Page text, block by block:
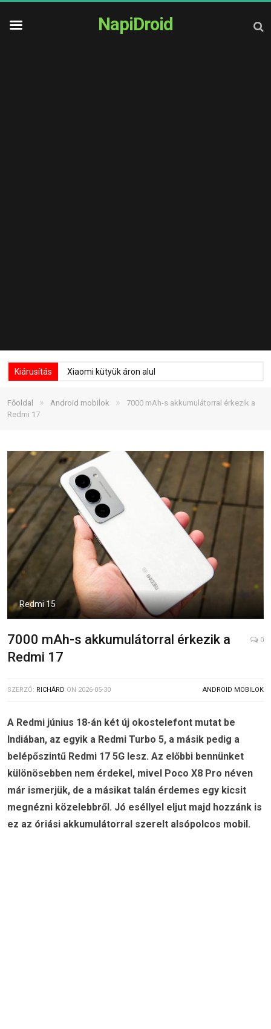
NapiDroid
Kiárusítás Xiaomi kütyük áron alul
Főoldal » Android mobilok »
7000 mAh-s akkumulátorral érkezik a
Redmi 17
Redmi 15
7000 mAh-s akkumulátorral érkezik a
Redmi 17
0
SZERZŐ: RICHÁRD ON 2026-05-30 ANDROID MOBILOK
A Redmi június 18-án két új okostelefont mutat be
Indiában, az egyik a Redmi Turbo 5, a másik pedig a
belépőszintű Redmi 17 5G lesz. Az előbbi bennünket
különösebben nem érdekel, mivel Poco X8 Pro néven
már ismerjük, de a másikat talán érdemes egy kicsit
megnézni közelebbről. Jó eséllyel eljut majd hozzánk is
ez az óriási akkumulátorral szerelt alsópolcos mobil.